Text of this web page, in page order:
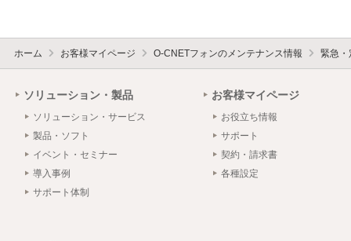
ホーム お客様マイページ O-CNETフォンのメンテナンス情報 緊急・
ソリューション・製品
ソリューション・サービス
製品・ソフト
イベント・セミナー
導入事例
サポート体制
お客様マイページ
お役立ち情報
サポート
契約・請求書
各種設定